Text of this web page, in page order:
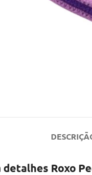
detalhes Roxo